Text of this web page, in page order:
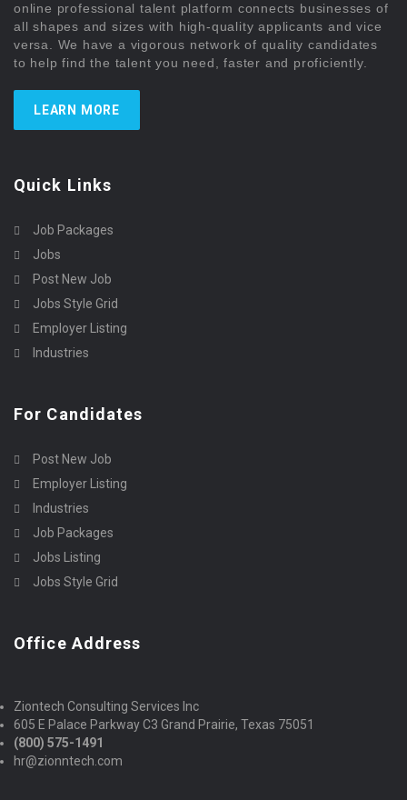
online professional talent platform connects businesses of
all shapes and sizes with high-quality applicants and vice
versa. We have a vigorous network of quality candidates
to help find the talent you need, faster and proficiently.
LEARN MORE
Quick Links
Job Packages
Jobs
Post New Job
Jobs Style Grid
Employer Listing
Industries
For Candidates
Post New Job
Employer Listing
Industries
Job Packages
Jobs Listing
Jobs Style Grid
Office Address
Ziontech Consulting Services Inc
605 E Palace Parkway C3 Grand Prairie, Texas 75051
(800) 575-1491
hr@zionntech.com